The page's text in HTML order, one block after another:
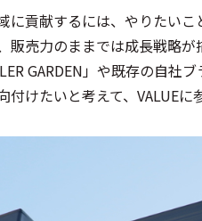
に貢献するには、やりたい
販売力のままでは成長戦略が
GARDEN」や既存の自社
けたいと考えて、VALUEに